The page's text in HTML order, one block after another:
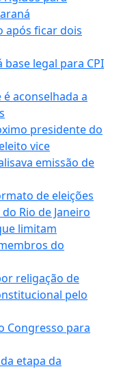
após ficar dois
legal para CPI
aconselhada a
presidente do
vice
emissão de
de eleições
Rio de Janeiro
limitam
do
religação de
pelo
Congresso para
etapa da